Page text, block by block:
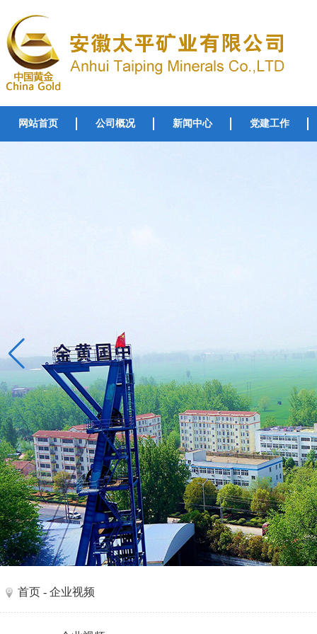
网站首页 公司概况 新闻中心 党建工作
首页 - 企业视频